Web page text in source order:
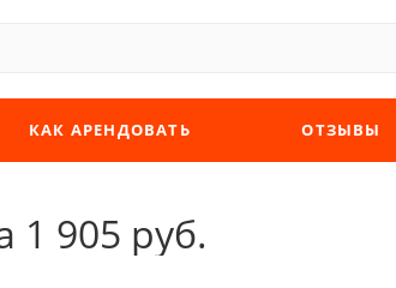
КАК АРЕНДОВАТЬ ОТЗЫВЫ
1 905 руб.